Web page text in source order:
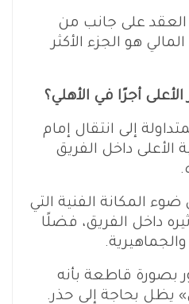
على جانب من
هو الجزء الأكثر
أجرًا في الأهلي؟
إلى انتقال إمام
الأعلى داخل الفريق
المكانة الفنية التي
داخل الفريق، فضلًا
بصورة قاطعة بأنه
يظل بحاجة إلى حذر.